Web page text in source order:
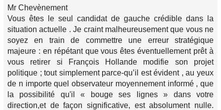
Mr Chevènement
Vous êtes le seul candidat de gauche crédible dans la
situation actuelle . Je craint malheureusement que vous ne
soyez en train de commettre une erreur stratégique
majeure : en répétant que vous êtes éventuellement prêt à
vous retirer si François Hollande modifie son projet
politique ; tout simplement parce-qu’il est évident , au yeux
de n importe quel observateur moyennement informé , que
la possibilité qu'il « bouge ses lignes » dans votre
direction,et de façon significative, est absolument nulle.